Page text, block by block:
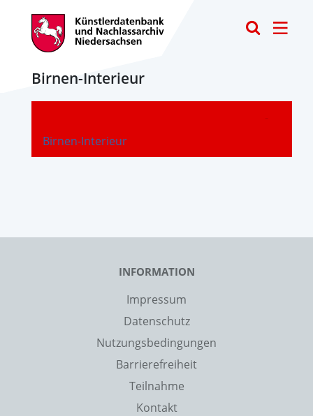
Birnen-Interieur
Birnen-Interieur
-
INFORMATION
Impressum
Datenschutz
Nutzungsbedingungen
Barrierefreiheit
Teilnahme
Kontakt